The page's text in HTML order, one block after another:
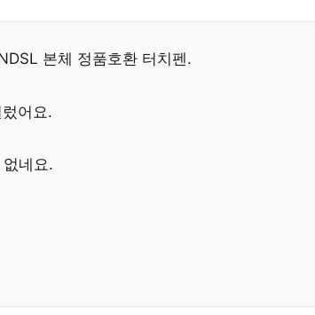
본체 정품호환 터치펜.
어요.
네요.